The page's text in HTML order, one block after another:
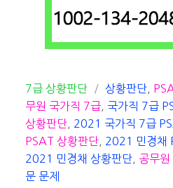
카
테
고
리
7급 상황판단
태
그
상황판단,
무원 국가직 7급
국가직 7급
상황판단
2021 국가직 7급
PSAT 상황판단
2021 민경채
2021 민경채 상황판단
공무
문 문제